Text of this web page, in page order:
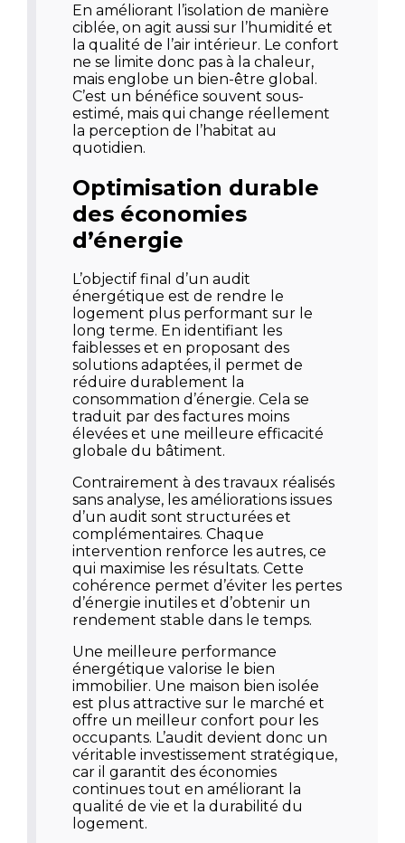
En améliorant l’isolation de manière
ciblée, on agit aussi sur l’humidité et
la qualité de l’air intérieur. Le confort
ne se limite donc pas à la chaleur,
mais englobe un bien-être global.
C’est un bénéfice souvent sous-
estimé, mais qui change réellement
la perception de l’habitat au
quotidien.
Optimisation durable
des économies
d’énergie
L’objectif final d’un audit
énergétique est de rendre le
logement plus performant sur le
long terme. En identifiant les
faiblesses et en proposant des
solutions adaptées, il permet de
réduire durablement la
consommation d’énergie. Cela se
traduit par des factures moins
élevées et une meilleure efficacité
globale du bâtiment.
Contrairement à des travaux réalisés
sans analyse, les améliorations issues
d’un audit sont structurées et
complémentaires. Chaque
intervention renforce les autres, ce
qui maximise les résultats. Cette
cohérence permet d’éviter les pertes
d’énergie inutiles et d’obtenir un
rendement stable dans le temps.
Une meilleure performance
énergétique valorise le bien
immobilier. Une maison bien isolée
est plus attractive sur le marché et
offre un meilleur confort pour les
occupants. L’audit devient donc un
véritable investissement stratégique,
car il garantit des économies
continues tout en améliorant la
qualité de vie et la durabilité du
logement.